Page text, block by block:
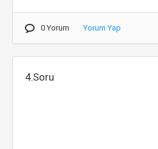
0 Yorum Yorum Yap
4.Soru